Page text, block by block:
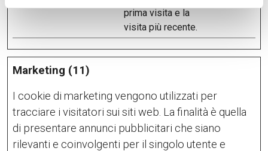
prima visita e la
visita più recente.
Marketing (11)
I cookie di marketing vengono utilizzati per
tracciare i visitatori sui siti web. La finalità è quella
di presentare annunci pubblicitari che siano
rilevanti e coinvolgenti per il singolo utente e